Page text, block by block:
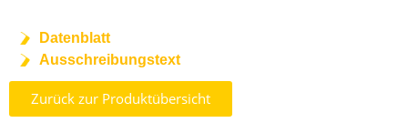
Datenblatt
Ausschreibungstext
Zurück zur Produktübersicht